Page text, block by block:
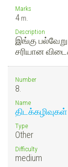
Marks
4 m.
Description
இங்கு
சரியான
Number
8.
Name
திடக்கழிவுகள்
Type
Other
Difficulty
medium